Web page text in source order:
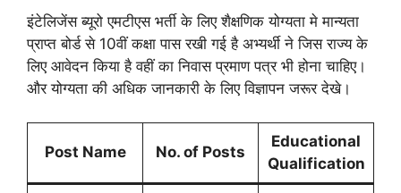
इंटेलिजेंस ब्यूरो एमटीएस भर्ती के लिए शैक्षणिक योग्यता मे मान्यता
प्राप्त बोर्ड से 10वीं कक्षा पास रखी गई है अभ्यर्थी ने जिस राज्य के
लिए आवेदन किया है वहीं का निवास प्रमाण पत्र भी होना चाहिए।
और योग्यता की अधिक जानकारी के लिए विज्ञापन जरूर देखे।
Post Name No. of Posts
Educational
Qualification